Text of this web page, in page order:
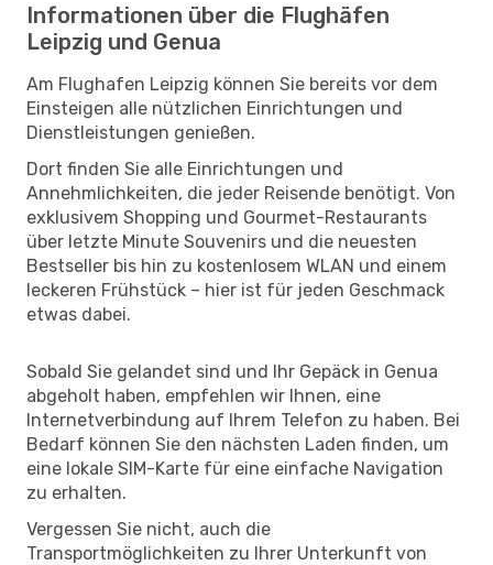
Informationen über die Flughäfen
Leipzig und Genua
Am Flughafen Leipzig können Sie bereits vor dem
Einsteigen alle nützlichen Einrichtungen und
Dienstleistungen genießen.
Dort finden Sie alle Einrichtungen und
Annehmlichkeiten, die jeder Reisende benötigt. Von
exklusivem Shopping und Gourmet-Restaurants
über letzte Minute Souvenirs und die neuesten
Bestseller bis hin zu kostenlosem WLAN und einem
leckeren Frühstück – hier ist für jeden Geschmack
etwas dabei.
Sobald Sie gelandet sind und Ihr Gepäck in Genua
abgeholt haben, empfehlen wir Ihnen, eine
Internetverbindung auf Ihrem Telefon zu haben. Bei
Bedarf können Sie den nächsten Laden finden, um
eine lokale SIM-Karte für eine einfache Navigation
zu erhalten.
Vergessen Sie nicht, auch die
Transportmöglichkeiten zu Ihrer Unterkunft von